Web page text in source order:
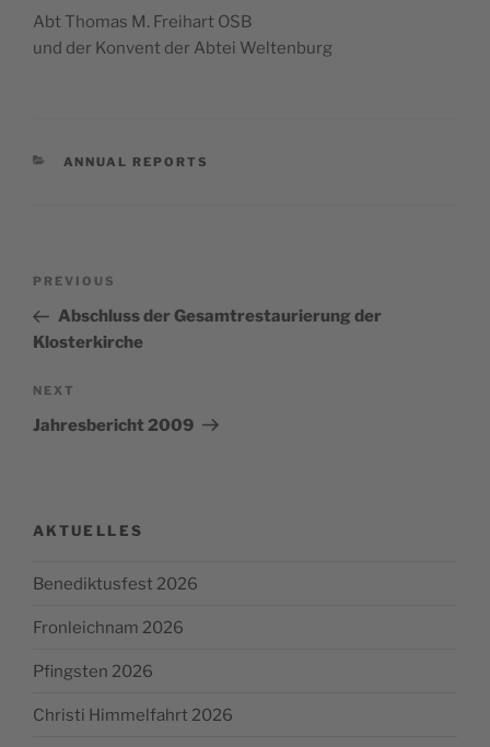
Abt Thomas M. Frei­hart OSB
und der Kon­vent der Abtei Weltenburg
CATEGORIES
ANNUAL REPORTS
Previous
Post
PREVIOUS
Abschluss der Gesamtrestaurierung der
Klosterkirche
Next
Post
NEXT
Jahresbericht 2009
AKTUELLES
Benediktusfest 2026
Fronleichnam 2026
Pfingsten 2026
Christi Himmelfahrt 2026